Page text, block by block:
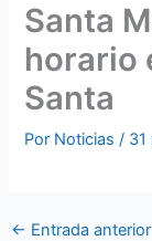
Santa
horario
Santa
Por Noticias/ 31
← Entrada anterior